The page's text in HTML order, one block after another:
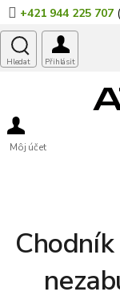
Prejsť
na
obsah
+421 944 225 707
Môj účet